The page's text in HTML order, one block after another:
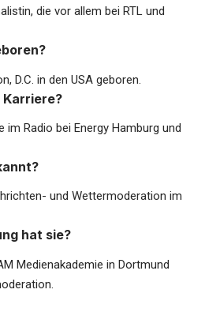
die vor allem bei RTL und
D.C. in den USA geboren.
Karriere?
im Radio bei Energy Hamburg und
und Wettermoderation im
hat sie?
Medienakademie in Dortmund